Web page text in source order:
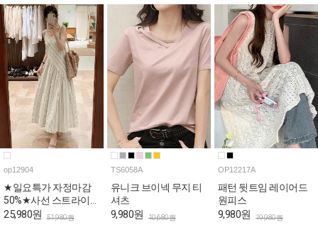
op12904
★일요특가 자정마감
50%★사선 스트라이프
스퀘어 나시 원피스
25,980원 51,980원
TS6058A
유니크 브이넥 무지 티
셔츠
9,980원 10,680원
OP12217A
패턴 뒷트임 레이어드
원피스
9,980원 19,980원